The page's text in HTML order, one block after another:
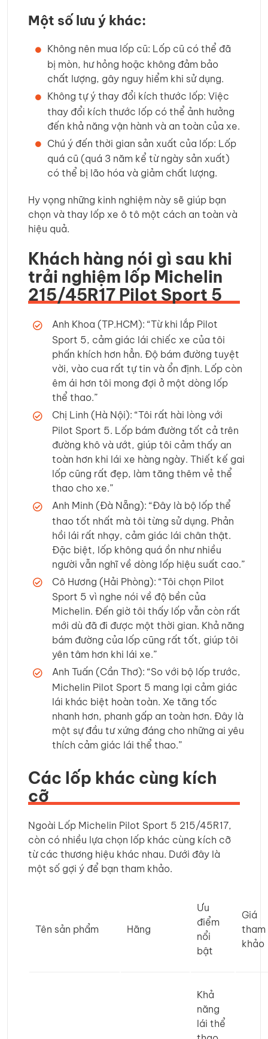
Một số lưu ý khác:
Không nên mua lốp cũ: Lốp cũ có thể đã
bị mòn, hư hỏng hoặc không đảm bảo
chất lượng, gây nguy hiểm khi sử dụng.
Không tự ý thay đổi kích thước lốp: Việc
thay đổi kích thước lốp có thể ảnh hưởng
đến khả năng vận hành và an toàn của xe.
Chú ý đến thời gian sản xuất của lốp: Lốp
quá cũ (quá 3 năm kể từ ngày sản xuất)
có thể bị lão hóa và giảm chất lượng.
Hy vọng những kinh nghiệm này sẽ giúp bạn
chọn và thay lốp xe ô tô một cách an toàn và
hiệu quả.
Khách hàng nói gì sau khi
trải nghiệm lốp Michelin
215/45R17 Pilot Sport 5
Anh Khoa (TP.HCM): “Từ khi lắp Pilot
Sport 5, cảm giác lái chiếc xe của tôi
phấn khích hơn hẳn. Độ bám đường tuyệt
vời, vào cua rất tự tin và ổn định. Lốp còn
êm ái hơn tôi mong đợi ở một dòng lốp
thể thao.”
Chị Linh (Hà Nội): “Tôi rất hài lòng với
Pilot Sport 5. Lốp bám đường tốt cả trên
đường khô và ướt, giúp tôi cảm thấy an
toàn hơn khi lái xe hàng ngày. Thiết kế gai
lốp cũng rất đẹp, làm tăng thêm vẻ thể
thao cho xe.”
Anh Minh (Đà Nẵng): “Đây là bộ lốp thể
thao tốt nhất mà tôi từng sử dụng. Phản
hồi lái rất nhạy, cảm giác lái chân thật.
Đặc biệt, lốp không quá ồn như nhiều
người vẫn nghĩ về dòng lốp hiệu suất cao.”
Cô Hương (Hải Phòng): “Tôi chọn Pilot
Sport 5 vì nghe nói về độ bền của
Michelin. Đến giờ tôi thấy lốp vẫn còn rất
mới dù đã đi được một thời gian. Khả năng
bám đường của lốp cũng rất tốt, giúp tôi
yên tâm hơn khi lái xe.”
Anh Tuấn (Cần Thơ): “So với bộ lốp trước,
Michelin Pilot Sport 5 mang lại cảm giác
lái khác biệt hoàn toàn. Xe tăng tốc
nhanh hơn, phanh gấp an toàn hơn. Đây là
một sự đầu tư xứng đáng cho những ai yêu
thích cảm giác lái thể thao.”
Các lốp khác cùng kích
cỡ
Ngoài Lốp Michelin Pilot Sport 5 215/45R17,
còn có nhiều lựa chọn lốp khác cùng kích cỡ
từ các thương hiệu khác nhau. Dưới đây là
một số gợi ý để bạn tham khảo.
Tên sản phẩm Hãng
Ưu
điểm
nổi
bật
Giá
tham
khảo
Khả
năng
lái thể